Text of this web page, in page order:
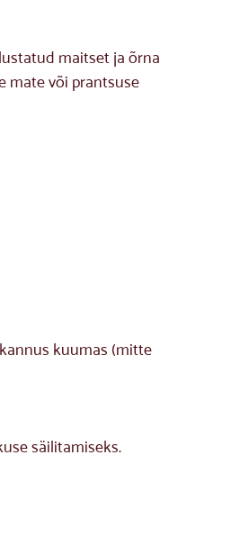
maitset ja õrna
mate või prantsuse
kuumas (mitte
säilitamiseks.